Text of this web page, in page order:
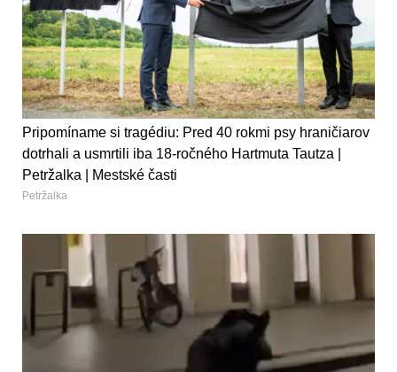
Pripomíname si tragédiu: Pred 40 rokmi psy hraničiarov
dotrhali a usmrtili iba 18-ročného Hartmuta Tautza |
Petržalka | Mestské časti
Petržalka